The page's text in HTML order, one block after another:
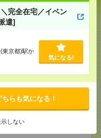
完全在宅／イベン
遣]
東京都)駅か
気になる!
ちらも気になる！
しない
気になる！
宅／イベント運営企
)駅から徒